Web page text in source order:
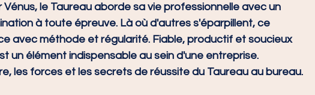
le Taureau aborde sa vie professionnelle avec un
à toute épreuve. Là où d'autres s'éparpillent, ce
avec méthode et régularité. Fiable, productif et soucieux
un élément indispensable au sein d'une entreprise.
les forces et les secrets de réussite du Taureau au bureau.